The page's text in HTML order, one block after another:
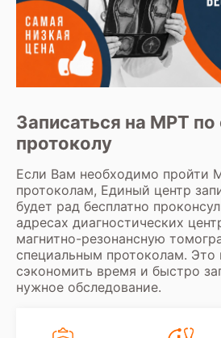
Записаться на МРТ
протоколу
Если Вам необходимо пройти
протоколам, Единый центр
будет рад бесплатно
адресах диагностических
магнитно-резонансную
специальным протоколам. Это
сэкономить время и быстро
нужное обследование.